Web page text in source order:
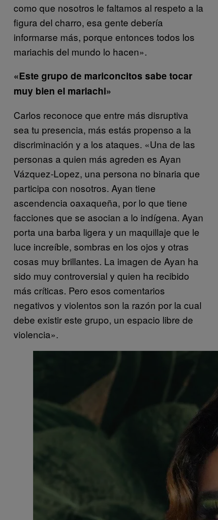
como que nosotros le faltamos al respeto a la
figura del charro, esa gente debería
informarse más, porque entonces todos los
mariachis del mundo lo hacen».
«Este grupo de mariconcitos sabe tocar
muy bien el mariachi»
Carlos reconoce que entre más disruptiva
sea tu presencia, más estás propenso a la
discriminación y a los ataques. «Una de las
personas a quien más agreden es Ayan
Vázquez-Lopez, una persona no binaria que
participa con nosotros. Ayan tiene
ascendencia oaxaqueña, por lo que tiene
facciones que se asocian a lo indígena. Ayan
porta una barba ligera y un maquillaje que le
luce increíble, sombras en los ojos y otras
cosas muy brillantes. La imagen de Ayan ha
sido muy controversial y quien ha recibido
más críticas. Pero esos comentarios
negativos y violentos son la razón por la cual
debe existir este grupo, un espacio libre de
violencia».